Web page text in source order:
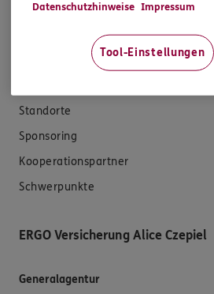
Datenverarbeitung
Das könnte Sie auch interessieren
Standorte
Sponsoring
Kooperationspartner
Schwerpunkte
ERGO Versicherung Alice Czepiel
Generalagentur
Datenschutzhinweise Impressum
Tool-Einstellungen